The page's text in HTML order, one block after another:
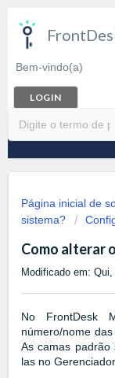
Bem-vindo(a)
LOGIN
Página inicial de
sistema?
Como alterar
Modificado em:
No FrontDesk
número/nome
As camas padrão
las no